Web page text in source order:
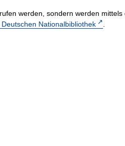
werden, sondern werden
Nationalbibliothek .